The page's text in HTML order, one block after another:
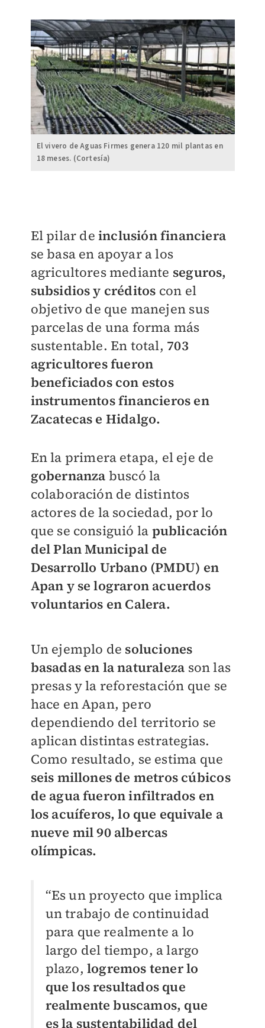
El vivero de Aguas Firmes genera 120 mil plantas en
18 meses. (Cortesía)
El pilar de inclusión financiera
se basa en apoyar a los
agricultores mediante seguros,
subsidios y créditos con el
objetivo de que manejen sus
parcelas de una forma más
sustentable. En total, 703
agricultores fueron
beneficiados con estos
instrumentos financieros en
Zacatecas e Hidalgo.
En la primera etapa, el eje de
gobernanza buscó la
colaboración de distintos
actores de la sociedad, por lo
que se consiguió la publicación
del Plan Municipal de
Desarrollo Urbano (PMDU) en
Apan y se lograron acuerdos
voluntarios en Calera.
Un ejemplo de soluciones
basadas en la naturaleza son las
presas y la reforestación que se
hace en Apan, pero
dependiendo del territorio se
aplican distintas estrategias.
Como resultado, se estima que
seis millones de metros cúbicos
de agua fueron infiltrados en
los acuíferos, lo que equivale a
nueve mil 90 albercas
olímpicas.
“Es un proyecto que implica
un trabajo de continuidad
para que realmente a lo
largo del tiempo, a largo
plazo, logremos tener lo
que los resultados que
realmente buscamos, que
es la sustentabilidad del